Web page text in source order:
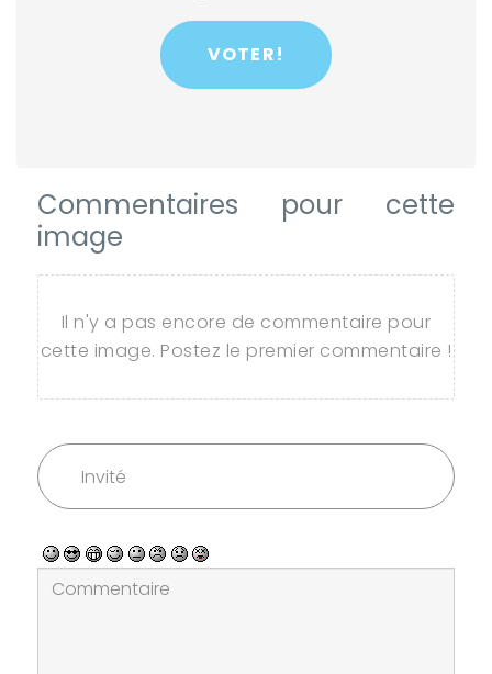
Commentaires pour cette
image
Il n'y a pas encore de commentaire pour
cette image. Postez le premier commentaire !